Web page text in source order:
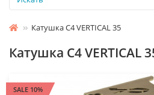
Катушка C4 VERTICAL 35
Катушка C4 VERTICAL
SALE 10%